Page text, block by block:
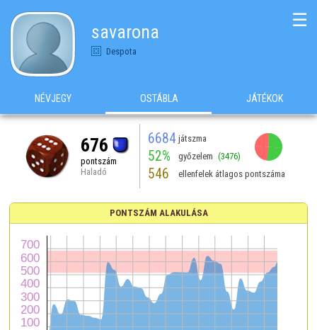
savarona
Despota
☰
NÉVJEGY OSTÁBLA JÁTÉKOK
676
pontszám
Haladó
6684 játszma
52% győzelem (3476)
546 ellenfelek átlagos pontszáma
PONTSZÁM ALAKULÁSA